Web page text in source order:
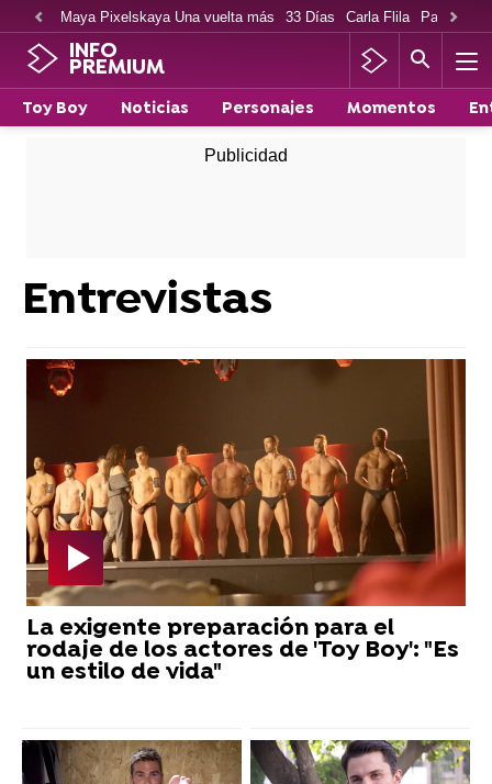
Maya Pixelskaya Una vuelta más 33 Días Carla Flila Paco
INFO
PREMIUM
Toy Boy Noticias Personajes Momentos
Entrevistas
La exigente preparación para el
rodaje de los actores de 'Toy Boy': "Es
un estilo de vida"